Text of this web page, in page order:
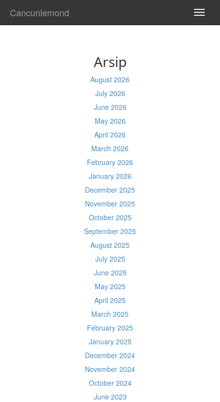
Cancunlemond
Arsip
August 2026
July 2026
June 2026
May 2026
April 2026
March 2026
February 2026
January 2026
December 2025
November 2025
October 2025
September 2025
August 2025
July 2025
June 2025
May 2025
April 2025
March 2025
February 2025
January 2025
December 2024
November 2024
October 2024
June 2023